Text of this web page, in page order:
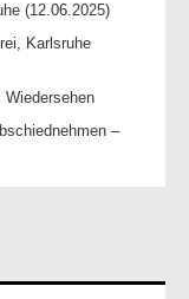
(12.06.2025)
Karlsruhe
–